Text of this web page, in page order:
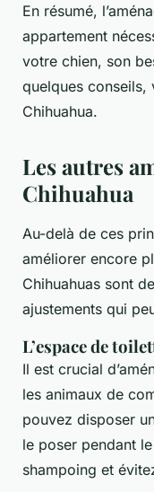
En résumé,
appartement
votre chien, son
quelques
Chihuahua.
Les autres
Chihuahua
Au-delà de ces
améliorer encore
Chihuahuas sont
ajustements qui
L’espace de
Il est crucial
les animaux de
pouvez disposer
le poser pendant
shampoing et